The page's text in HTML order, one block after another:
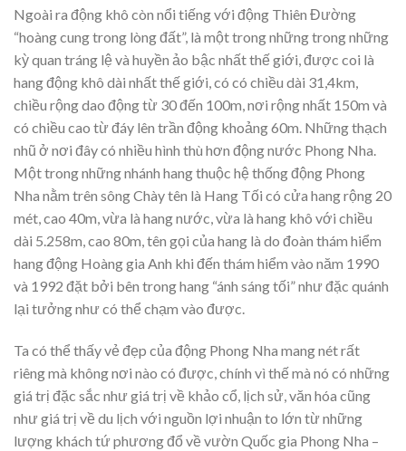
Ngoài ra động khô còn nổi tiếng với động Thiên Đường
“hoàng cung trong lòng đất”, là một trong những trong những
kỳ quan tráng lệ và huyền ảo bậc nhất thế giới, được coi là
hang động khô dài nhất thế giới, có có chiều dài 31,4km,
chiều rộng dao động từ 30 đến 100m, nơi rộng nhất 150m và
có chiều cao từ đáy lên trần động khoảng 60m. Những thạch
nhũ ở nơi đây có nhiều hình thù hơn động nước Phong Nha.
Một trong những nhánh hang thuộc hệ thống động Phong
Nha nằm trên sông Chày tên là Hang Tối có cửa hang rộng 20
mét, cao 40m, vừa là hang nước, vừa là hang khô với chiều
dài 5.258m, cao 80m, tên gọi của hang là do đoàn thám hiểm
hang động Hoàng gia Anh khi đến thám hiểm vào năm 1990
và 1992 đặt bởi bên trong hang “ánh sáng tối” như đặc quánh
lại tưởng như có thể chạm vào được.
Ta có thể thấy vẻ đẹp của động Phong Nha mang nét rất
riêng mà không nơi nào có được, chính vì thế mà nó có những
giá trị đặc sắc như giá trị về khảo cổ, lịch sử, văn hóa cũng
như giá trị về du lịch với nguồn lợi nhuận to lớn từ những
lượng khách tứ phương đổ về vườn Quốc gia Phong Nha –